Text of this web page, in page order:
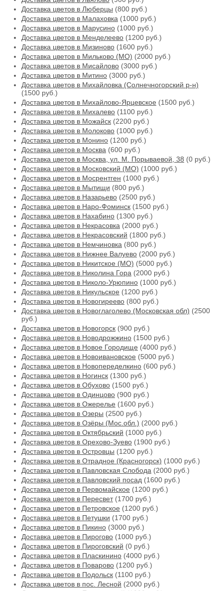
Доставка цветов в Люберцы (800 руб.)
Доставка цветов в Малаховка (1000 руб.)
Доставка цветов в Марусино (1000 руб.)
Доставка цветов в Менделеево (1200 руб.)
Доставка цветов в Мизиново (1600 руб.)
Доставка цветов в Мильково (МО) (2000 руб.)
Доставка цветов в Мисайлово (3000 руб.)
Доставка цветов в Митино (3000 руб.)
Доставка цветов в Михайловка (Солнечногорский р-н)
(1500 руб.)
Доставка цветов в Михайлово-Ярцевское (1500 руб.)
Доставка цветов в Михалево (1100 руб.)
Доставка цветов в Можайск (2200 руб.)
Доставка цветов в Молоково (1000 руб.)
Доставка цветов в Монино (1200 руб.)
Доставка цветов в Москва (600 руб.)
Доставка цветов в Москва, ул. М. Порываевой, 38 (0 руб.)
Доставка цветов в Московский (МО) (1000 руб.)
Доставка цветов в Мосрентген (1000 руб.)
Доставка цветов в Мытищи (800 руб.)
Доставка цветов в Назарьево (2500 руб.)
Доставка цветов в Наро-Фоминск (1500 руб.)
Доставка цветов в Нахабино (1300 руб.)
Доставка цветов в Некрасовка (2000 руб.)
Доставка цветов в Некрасовский (1800 руб.)
Доставка цветов в Немчиновка (800 руб.)
Доставка цветов в Нижнее Валуево (2000 руб.)
Доставка цветов в Никитское (МО) (5000 руб.)
Доставка цветов в Николина Гора (2000 руб.)
Доставка цветов в Николо-Урюпино (1000 руб.)
Доставка цветов в Никульское (1200 руб.)
Доставка цветов в Новогиреево (800 руб.)
Доставка цветов в Новоглаголево (Московская обл) (2500
руб.)
Доставка цветов в Новогорск (900 руб.)
Доставка цветов в Новодрожжино (1500 руб.)
Доставка цветов в Новое Городище (4000 руб.)
Доставка цветов в Новоивановское (5000 руб.)
Доставка цветов в Новопеределкино (600 руб.)
Доставка цветов в Ногинск (1300 руб.)
Доставка цветов в Обухово (1500 руб.)
Доставка цветов в Одинцово (900 руб.)
Доставка цветов в Ожерелье (1600 руб.)
Доставка цветов в Озеры (2500 руб.)
Доставка цветов в Озёры (Мос.обл.) (2000 руб.)
Доставка цветов в Октябрьский (1000 руб.)
Доставка цветов в Орехово-Зуево (1900 руб.)
Доставка цветов в Островцы (1200 руб.)
Доставка цветов в Отрадное (Красногорск) (1000 руб.)
Доставка цветов в Павловская Слобода (2000 руб.)
Доставка цветов в Павловский посад (1600 руб.)
Доставка цветов в Первомайское (1200 руб.)
Доставка цветов в Пересвет(1700 руб.)
Доставка цветов в Петровское (1200 руб.)
Доставка цветов в Петушки (1700 руб.)
Доставка цветов в Пикино (3000 руб.)
Доставка цветов в Пирогово (1000 руб.)
Доставка цветов в Пироговский (0 руб.)
Доставка цветов в Пласкинино (4000 руб.)
Доставка цветов в Поварово (1200 руб.)
Доставка цветов в Подольск (1100 руб.)
Доставка цветов в пос. Лесной (2000 руб.)